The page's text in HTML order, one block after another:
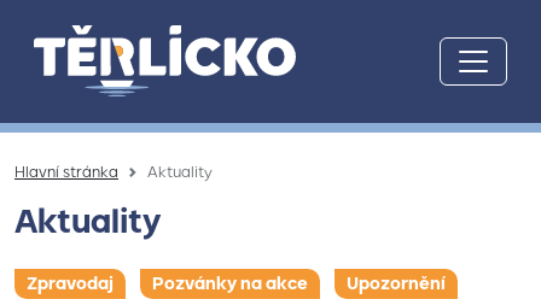
Hlavní stránka Aktuality
Aktuality
Zpravodaj Pozvánky na akce Upozornění